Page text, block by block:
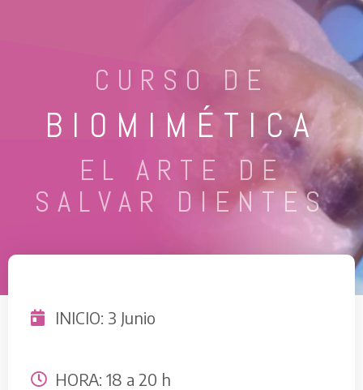
CURSO DE
BIOMIMÉTICA
EL ARTE DE
SALVAR DIENTES
INICIO: 3 Junio
HORA: 18 a 20 h